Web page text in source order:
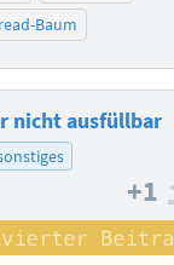
Baum
nicht ausfüllbar
+1